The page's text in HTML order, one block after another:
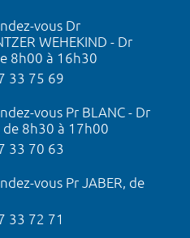
vous Dr
WEHEKIND - Dr
8h00 à 16h30
33 75 69
vous Pr BLANC - Dr
de 8h30 à 17h00
33 70 63
vous Pr JABER, de
33 72 71